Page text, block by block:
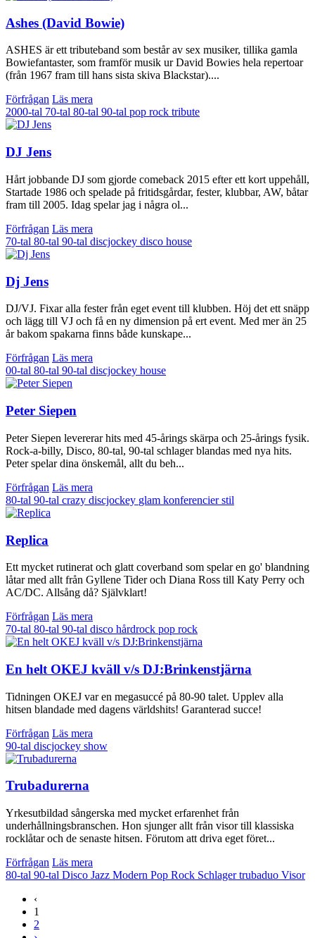
Ashes (David Bowie)
ASHES är ett tributeband som består av sex musiker, tillika gamla
Bowiefantaster, som framför musik ur David Bowies hela repertoar
(från 1967 fram till hans sista skiva Blackstar)....
Förfrågan Läs mera
2000-tal 70-tal 80-tal 90-tal pop rock tribute
DJ Jens
Hårt jobbande DJ som gjorde comeback 2015 efter ett kort uppehåll,
Startade 1986 och spelade på fritidsgårdar, fester, klubbar, AW, båtar
fram till 2005. Idag spelar jag i några ol...
Förfrågan Läs mera
70-tal 80-tal 90-tal discjockey disco house
Dj Jens
DJ/VJ. Fixar alla fester från eget event till klubben. Höj det ett snäpp
och lägg till VJ och få en ny dimension på ert event. Med mer än 25
år bakom spakarna finns både kunskape...
Förfrågan Läs mera
00-tal 80-tal 90-tal discjockey house
Peter Siepen
Peter Siepen levererar hits med 45-årings skärpa och 25-årings fysik.
Rock-a-billy, Disco, 80-tal, 90-tal schlager blandas med nya hits.
Peter spelar dina önskemål, allt du beh...
Förfrågan Läs mera
80-tal 90-tal crazy discjockey glam konferencierstil
Replica
Ett mycket rutinerat och glatt coverband som spelar en go' blandning
låtar med allt från Gyllene Tider och Diana Ross till Katy Perry och
AC/DC. Allsång då? Självklart!
Förfrågan Läs mera
70-tal 80-tal 90-tal disco hårdrock pop rock
En helt OKEJ kväll v/s DJ:Brinkenstjärna
Tidningen OKEJ var en megasuccé på 80-90 talet. Upplev alla
hitsen blandade med dagens världshits! Garanterad succe!
Förfrågan Läs mera
90-tal discjockey show
Trubadurerna
Yrkesutbildad sångerska med mycket erfarenhet från
underhållningsbranschen. Hon sjunger allt från visor till klassiska
rocklåtar och de senaste hitsen. Förutom att driva eget föret...
Förfrågan Läs mera
80-tal 90-tal Disco Jazz Modern Pop Rock Schlagertrubaduo Visor
‹
1
2